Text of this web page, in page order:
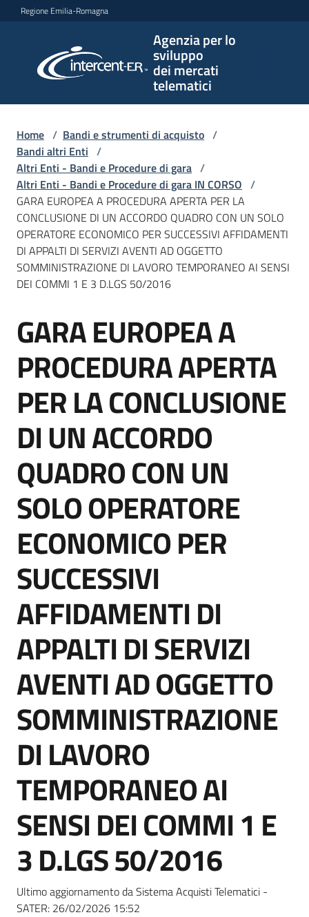
Vai al contenuto
Vai alla navigazione
Vai al footer
Regione Emilia-Romagna
Agenzia per lo
sviluppo
dei mercati
telematici
per lo
sviluppo
telematici
L'Agenzia
Bandi
e
strumenti
acquisto
Supporto
Piattaforme
telematiche
English
site
Seguici
su
Home / Bandi e strumenti di acquisto /
Bandi altri Enti /
Altri Enti - Bandi e Procedure di gara /
Altri Enti - Bandi e Procedure di gara IN CORSO /
GARA EUROPEA A PROCEDURA APERTA PER LA
CONCLUSIONE DI UN ACCORDO QUADRO CON UN SOLO
OPERATORE ECONOMICO PER SUCCESSIVI AFFIDAMENTI
DI APPALTI DI SERVIZI AVENTI AD OGGETTO
SOMMINISTRAZIONE DI LAVORO TEMPORANEO AI SENSI
DEI COMMI 1 E 3 D.LGS 50/2016
Salta al contenuto
GARA EUROPEA A
PROCEDURA APERTA
PER LA CONCLUSIONE
DI UN ACCORDO
QUADRO CON UN
SOLO OPERATORE
ECONOMICO PER
SUCCESSIVI
AFFIDAMENTI DI
APPALTI DI SERVIZI
AVENTI AD OGGETTO
SOMMINISTRAZIONE
DI LAVORO
TEMPORANEO AI
SENSI DEI COMMI 1 E
3 D.LGS 50/2016
Ultimo aggiornamento da Sistema Acquisti Telematici -
SATER: 26/02/2026 15:52